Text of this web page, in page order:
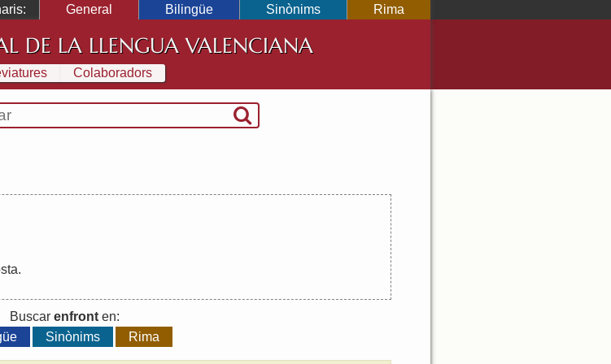
General Bilingüe Sinònims Rima
DE LA LLENGUA VALENCIANA
Colaboradors
.
Buscar enfronten:
Sinònims Rima